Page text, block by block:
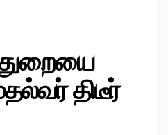
திடீர்